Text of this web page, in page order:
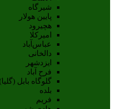
شیرگاه
پایین هولار
هچیرود
امیرکلا
عباس‌آباد
دالخانی
ایزدشهر
فرح آباد
گلوگاه بابل (گلیا)
بلده
فریم